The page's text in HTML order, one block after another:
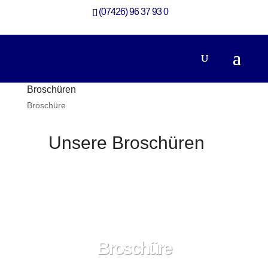
(07426) 96 37 93 0
Broschüren
Broschüre
Unsere Broschüren
Broschüre